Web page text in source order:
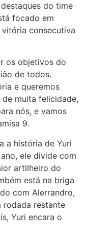
do time
focado em
consecutiva
os objetivos do
de todos.
e queremos
muita felicidade,
nós, e vamos
9.
a história de Yuri
ele divide com
artilheiro do
está na briga
com Alerrandro,
rodada restante
Yuri encara o